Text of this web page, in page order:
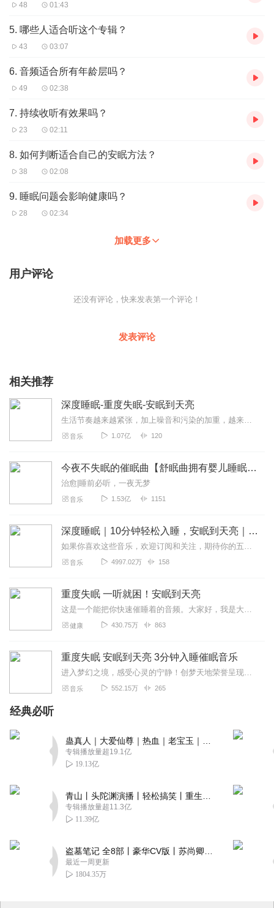
48 01:43
5. 哪些人适合听这个专辑？
43 03:07
6. 音频适合所有年龄层吗？
49 02:38
7. 持续收听有效果吗？
23 02:11
8. 如何判断适合自己的安眠方法？
38 02:08
9. 睡眠问题会影响健康吗？
28 02:34
加载更多
用户评论
还没有评论，快来发表第一个评论！
发表评论
相关推荐
深度睡眠-重度失眠-安眠到天亮
生活节奏越来越紧张，加上噪音和污染的加重，越来越多的人开始失眠。让音乐缓解你的紧张、压抑、焦虑，平静你的心情，引导你的思绪，让我们用旋律化作摇篮，将你晃入梦乡。
音乐 1.07亿 120
今夜不失眠的催眠曲【舒眠曲拥有婴儿睡眠】安眠到天亮（睡前助眠放松入睡）
治愈|睡前必听，一夜无梦
音乐 1.53亿 1151
深度睡眠｜10分钟轻松入睡，安眠到天亮｜助眠疗愈音
如果你喜欢这些音乐，欢迎订阅和关注，期待你的五星好评和点赞评论！笔芯！进到专辑页的朋友，一定也有睡眠问题的困扰。睡前聆听轻缓的助眠轻音乐可以让很多人抽离焦虑的情...
音乐 4997.02万 158
重度失眠 一听就困！安眠到天亮
这是一个能把你快速催睡着的音频。大家好，我是大梦，在催眠行业摸爬滚打3年，曾经的我，倍受失眠的痛苦和折磨，能够深刻体会到那种绝望的感觉，尝试了各种各样的办法都没...
健康 430.75万 863
重度失眠 安眠到天亮 3分钟入睡催眠音乐
进入梦幻之境，感受心灵的宁静！创梦天地荣誉呈现催眠音乐专辑！这张专辑融合了精心设计的音乐和声音效果，旨在带您领略一场绝妙的音乐之旅。专辑汇集了丰富多样的催眠曲风...
音乐 552.15万 265
经典必听
专辑播放量超19.1亿
19.13亿
专辑播放量超11.3亿
11.39亿
最近一周更新
1804.35万